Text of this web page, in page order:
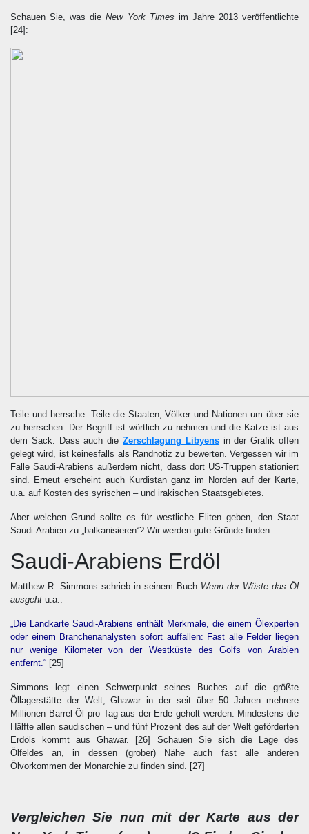
Schauen Sie, was dieNew York Times im Jahre 2013 veröffentlichte
[24] :
Teile und herrsche. Teile die Staaten, Völker und Nationen um über sie
zu herrschen. Der Begriff ist wörtlich zu nehmen und die Katze ist aus
dem Sack. Dass auch die Zerschlagung Libyensin der Grafik offen
gelegt wird, ist keinesfalls als Randnotiz zu bewerten. Vergessen wir im
Falle Saudi-Arabiens außerdem nicht, dass dort US-Truppen stationiert
sind. Erneut erscheint auch Kurdistan ganz im Norden auf der Karte,
u.a. auf Kosten des syrischen – und irakischen Staatsgebietes.
Aber welchen Grund sollte es für westliche Eliten geben, den Staat
Saudi-Arabien zu „balkanisieren“? Wir werden gute Gründe finden.
Saudi-Arabiens Erdöl
Matthew R. Simmons schrieb in seinem Buch Wenn der Wüste das Öl
ausgeht u.a.:
„Die Landkarte Saudi-Arabiens enthält Merkmale, die einem Ölexperten
oder einem Branchenanalysten sofort auffallen: Fast alle Felder liegen
nur wenige Kilometer von der Westküste des Golfs von Arabien
entfernt.“ [25]
Simmons legt einen Schwerpunkt seines Buches auf die größte
Öllagerstätte der Welt, Ghawar in der seit über 50 Jahren mehrere
Millionen Barrel Öl pro Tag aus der Erde geholt werden. Mindestens die
Hälfte allen saudischen – und fünf Prozent des auf der Welt geförderten
Erdöls kommt aus Ghawar.
[26]
Schauen Sie sich die Lage des
Ölfeldes an, in dessen (grober) Nähe auch fast alle anderen
Ölvorkommen der Monarchie zu finden sind. [27]
Vergleichen Sie nun mit der Karte aus der